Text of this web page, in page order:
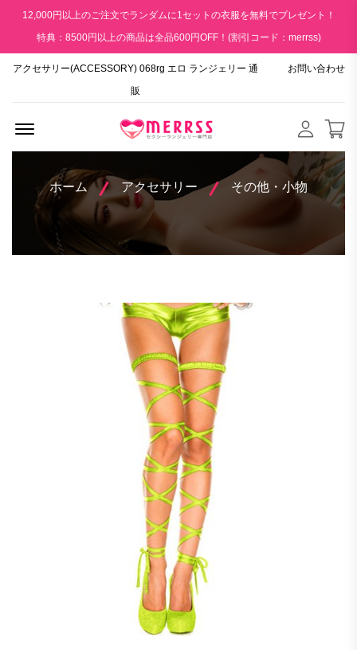
12,000円以上のご注文でランダムに1セットの衣服を無料でプレゼント！
特典：8500円以上の商品は全品600円OFF！(割引コード：merrss)
アクセサリー(ACCESSORY) 068rg エロ ランジェリー 通
販
お問い合わせ
ホーム アクセサリー その他・小物